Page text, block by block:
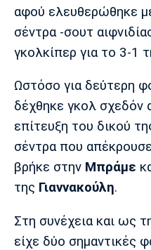
αφού ελευθερώθηκε
σέντρα -σουτ
γκολκίπερ για το 3-1
Ωστόσο για δεύτερη
δέχθηκε γκολ σχεδόν
επίτευξη του δικού
σέντρα που
βρήκε στην Μπράμε
της Γιαννακούλη.
Στη συνέχεια και ως
είχε δύο σημαντικές